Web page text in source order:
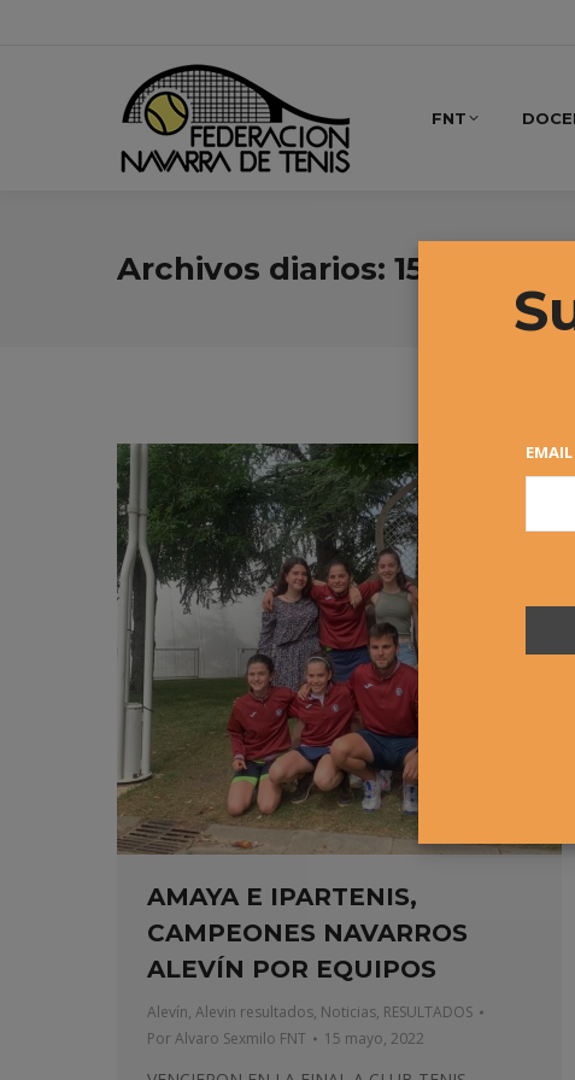
FNT
Archivos diarios: 15 mayo,
AMAYA E IPARTENIS,
CAMPEONES NAVARROS
ALEVÍN POR EQUIPOS
Alevín, Alevin resultados, Noticias, RESULTADOS
PorAlvaro Sexmilo FNT 15 mayo, 2022
EMAIL